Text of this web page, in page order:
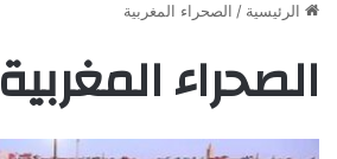
الرئيسية / الصحراء المغربية
الصحراء المغربية